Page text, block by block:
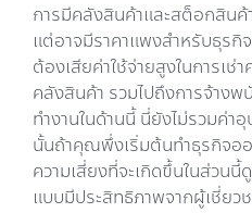
การมีคลังสินค้าและสต็อกสินค้
แต่อาจมีราคาแพงสำหรับธุรกิ
ต้องเสียค่าใช้จ่ายสูงในการเช่
คลังสินค้า รวมไปถึงการจ้าง
ทำงานในด้านนี้ นี่ยังไม่รวมค่า
นั้นถ้าคุณพึ่งเริ่มต้นทำธุรกิจอ
ความเสี่ยงที่จะเกิดขึ้นในส่วน
แบบมีประสิทธิภาพจากผู้เชี่ย